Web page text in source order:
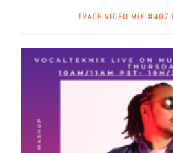
TRACE VIDEO MIX #407